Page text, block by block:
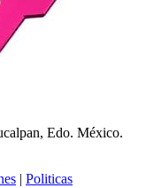
Edo. México.
| Politicas